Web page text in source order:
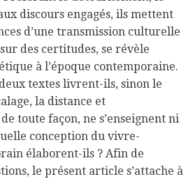
discours engagés, ils mettent
d’une transmission culturelle
des certitudes, se révèle
à l’époque contemporaine.
textes livrent-ils, sinon le
la distance et
toute façon, ne s’enseignent ni
conception du vivre-
élaborent-ils ? Afin de
le présent article s’attache à